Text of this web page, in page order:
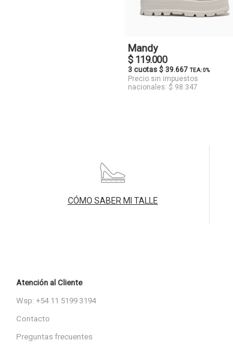
Mandy
$ 119.000
3 cuotas $ 39.667 TEA: 0%
Precio sin impuestos
nacionales: $ 98.347
CÓMO SABER MI TALLE
Atención al Cliente
Wsp: +54 11 5199 3194
Contacto
Preguntas frecuentes